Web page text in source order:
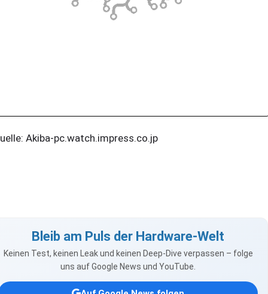
Akiba-pc.watch.impress.co.jp
Bleib am Puls der Hardware-Welt
Keinen Test, keinen Leak und keinen Deep-Dive verpassen – folge
uns auf Google News und YouTube.